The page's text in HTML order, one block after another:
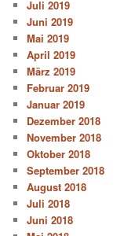
Juli 2019
Juni 2019
Mai 2019
April 2019
März 2019
Februar 2019
Januar 2019
Dezember 2018
November 2018
Oktober 2018
September 2018
August 2018
Juli 2018
Juni 2018